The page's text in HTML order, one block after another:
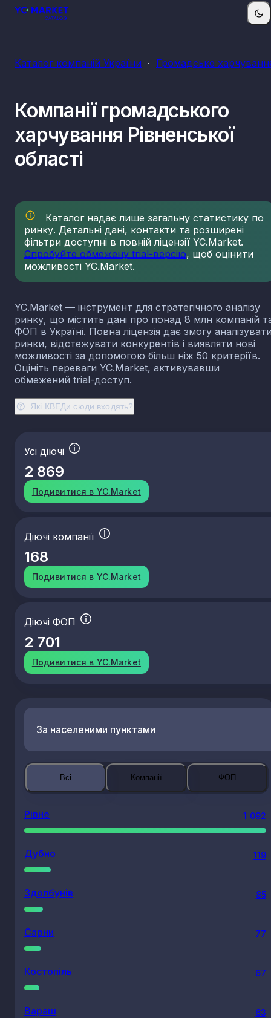
Каталог компаній України Громадське
Які КВЕДи сюди входять?
Компанії громадського
харчування Рівненської
області
Каталог надає лише загальну статистику по
ринку. Детальні дані, контакти та розширені
фільтри доступні в повній ліцензії YC.Market.
Спробуйте обмежену trial-версію, щоб оцінити
можливості YC.Market.
YC.Market — інструмент для стратегічного аналізу
ринку, що містить дані про понад 8 млн компаній
ФОП в Україні. Повна ліцензія дає змогу
ринки, відстежувати конкурентів і виявляти нові
можливості за допомогою більш ніж 50 критеріїв.
Оцініть переваги YC.Market, активувавши
обмежений trial-доступ.
Усі діючі
2 869
Подивитися в YC.Market
Діючі компанії
168
Подивитися в YC.Market
Діючі ФОП
2 701
Подивитися в YC.Market
За населеними пунктами
Всі Компанії ФОП
Рівне 1 092
Дубно 119
Здолбунів 85
Сарни 77
Костопіль 67
Вараш 63
КВЕДи громадського харчування
56.29 Постачання інших готових страв
56.30 Обслуговування напоями